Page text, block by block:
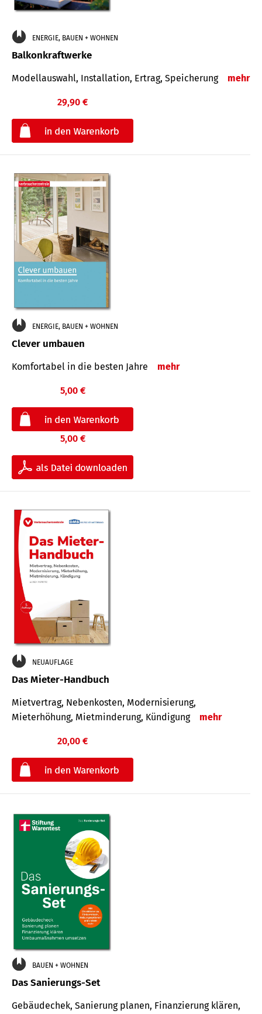
ENERGIE, BAUEN + WOHNEN
Balkonkraftwerke
Modellauswahl, Installation, Ertrag, Speicherung mehr
29,90 €
ENERGIE, BAUEN + WOHNEN
Clever umbauen
Komfortabel in die besten Jahre mehr
5,00 €
5,00 €
NEUAUFLAGE
Das Mieter-Handbuch
Mietvertrag, Nebenkosten, Modernisierung,
Mieterhöhung, Mietminderung, Kündigung
mehr
20,00 €
BAUEN + WOHNEN
Das Sanierungs-Set
Gebäudechek, Sanierung planen, Finanzierung klären,